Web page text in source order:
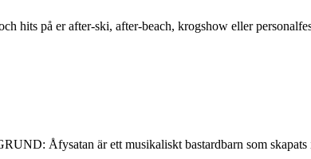
hits på er after-ski, after-beach, krogshow eller
Åfysatan är ett musikaliskt bastardbarn som skapats